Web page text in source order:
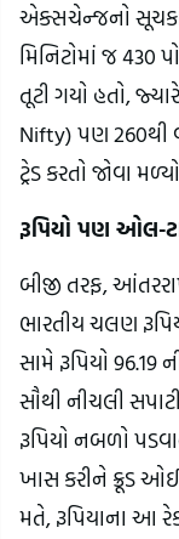
એક્સચેન્જનો
મિનિટોમાં જ 430
તૂટી ગયો હતો,
Nifty) પણ 260થી
ટ્રેડ કરતો જોવા
રૂપિયો પણ ઓલ-
બીજી તરફ,
ભારતીય ચલણ
સામે રૂપિયો
સૌથી નીચલી
રૂપિયો નબળો
ખાસ કરીને ક્રૂડ
મતે, રૂપિયાના આ